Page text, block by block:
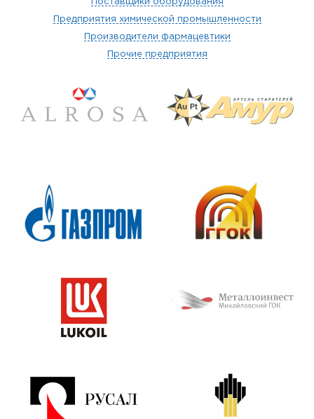
Поставщики оборудования
Предприятия химической промышленности
Производители фармацевтики
Прочие предприятия